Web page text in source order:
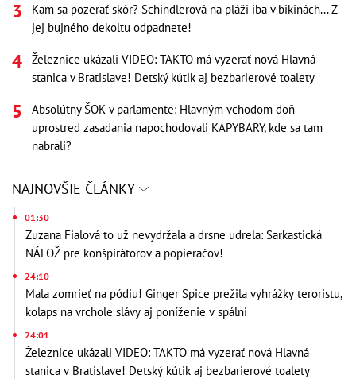
Kam sa pozerať skôr? Schindlerová na pláži iba v bikinách... Z
jej bujného dekoltu odpadnete!
Železnice ukázali VIDEO: TAKTO má vyzerať nová Hlavná
stanica v Bratislave! Detský kútik aj bezbarierové toalety
Absolútny ŠOK v parlamente: Hlavným vchodom doň
uprostred zasadania napochodovali KAPYBARY, kde sa tam
nabrali?
NAJNOVŠIE ČLÁNKY
01:30
Zuzana Fialová to už nevydržala a drsne udrela: Sarkastická
NÁLOŽ pre konšpirátorov a popieračov!
24:10
Mala zomrieť na pódiu! Ginger Spice prežila vyhrážky teroristu,
kolaps na vrchole slávy aj poníženie v spálni
24:01
Železnice ukázali VIDEO: TAKTO má vyzerať nová Hlavná
stanica v Bratislave! Detský kútik aj bezbarierové toalety